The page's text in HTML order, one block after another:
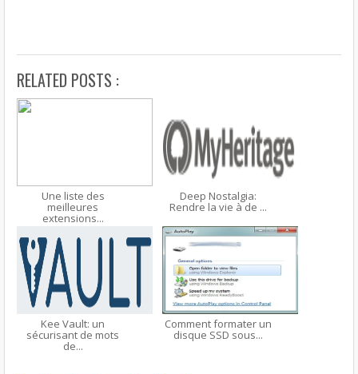
RELATED POSTS :
Une liste des
meilleures
extensions...
Deep Nostalgia:
Rendre la vie à de ...
Kee Vault: un
sécurisant de mots
de...
Comment formater un
disque SSD sous...